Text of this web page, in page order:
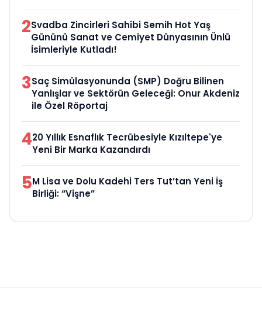
2Svadba Zincirleri Sahibi Semih Hot Yaş
Gününü Sanat ve Cemiyet Dünyasının Ünlü
İsimleriyle Kutladı!
3Saç Simülasyonunda (SMP) Doğru Bilinen
Yanlışlar ve Sektörün Geleceği: Onur Akdeniz
ile Özel Röportaj
420 Yıllık Esnaflık Tecrübesiyle Kızıltepe'ye
Yeni Bir Marka Kazandırdı
5M Lisa ve Dolu Kadehi Ters Tut’tan Yeni İş
Birliği: “Vişne”